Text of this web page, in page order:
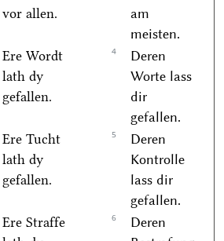
vor allen.
am
meisten.
Ere Wordt
lath dy
gefallen.
4
Deren
Worte lass
dir
gefallen.
Ere Tucht
lath dy
gefallen.
5
Deren
Kontrolle
lass dir
gefallen.
Ere Straffe
6
Deren